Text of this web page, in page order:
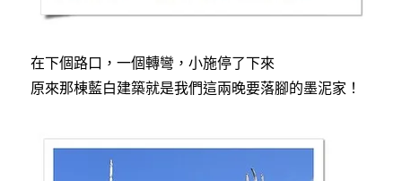
在下個路口，一個轉彎，小施停了下來
原來那棟藍白建築就是我們這兩晚要落腳的墨泥家！